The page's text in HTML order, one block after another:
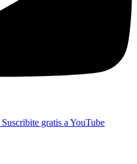
Suscribite gratis a YouTube